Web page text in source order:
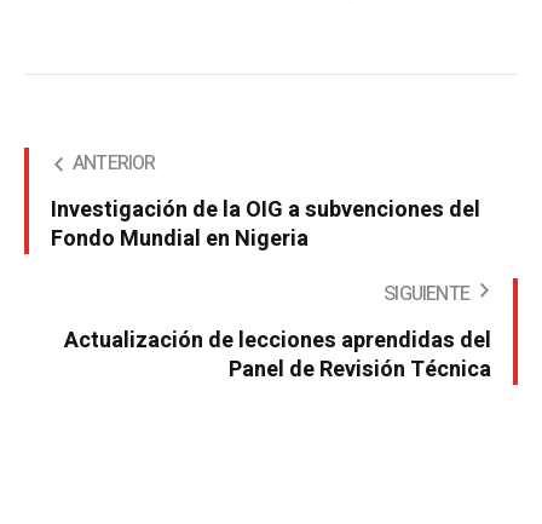
ANTERIOR
Investigación de la OIG a subvenciones del
Fondo Mundial en Nigeria
SIGUIENTE
Actualización de lecciones aprendidas del
Panel de Revisión Técnica